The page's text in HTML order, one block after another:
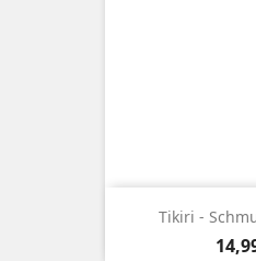
Tikiri -
Preis